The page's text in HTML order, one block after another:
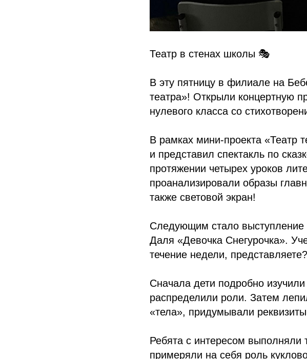
Театр в стенах школы 🎭
В эту пятницу в филиале на
театра»! Открыли концертную
нулевого класса со
В рамках мини-проекта «Театр
и представил спектакль по
протяжении четырех уроков
проанализировали образы
также световой экран!
Следующим стало выступление
Даля «Девочка Снегурочка».
течение недели,
Сначала дети подробно
распределили роли. Затем
«тела», придумывали
Ребята с интересом выполняли
примеряли на себя роль